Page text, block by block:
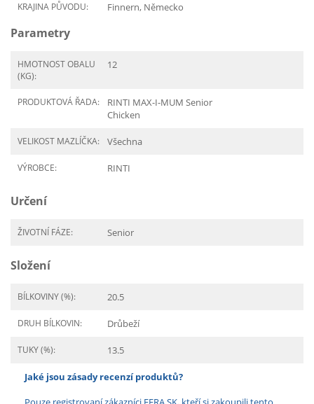
KRAJINA PŮVODU: Finnern, Německo
Parametry
HMOTNOST OBALU
(KG):
12
PRODUKTOVÁ ŘADA:
RINTI MAX-I-MUM Senior
Chicken
VELIKOST MAZLÍČKA: Všechna
VÝROBCE: RINTI
Určení
ŽIVOTNÍ FÁZE: Senior
Složení
BÍLKOVINY (%): 20.5
DRUH BÍLKOVIN: Drůbeží
TUKY (%): 13.5
Jaké jsou zásady recenzí produktů?